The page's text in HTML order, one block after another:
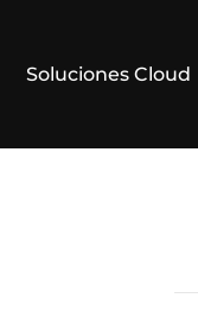
Soluciones Cloud